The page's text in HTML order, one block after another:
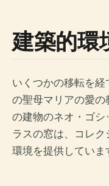
建築的環
いくつかの移転を
の聖母マリアの愛の
の建物のネオ・ゴ
ラスの窓は、コレ
環境を提供していま